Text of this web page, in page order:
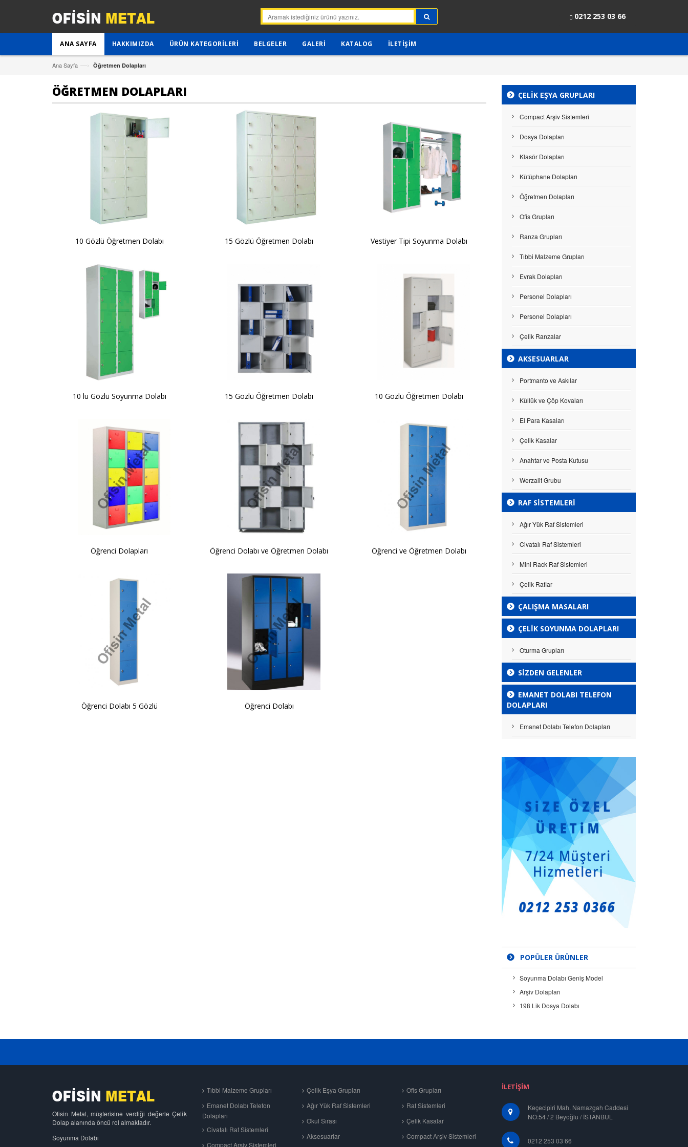
0212 253 03 66
ANA SAYFA HAKKIMIZDA ÜRÜN KATEGORILERI BELGELER GALERI KATALOG İLETIŞIM
Ana Sayfa —› Öğretmen Dolapları
ÖĞRETMEN DOLAPLARI
10 Gözlü Öğretmen Dolabı 15 Gözlü Öğretmen Dolabı Vestiyer Tipi Soyunma Dolabı
10 lu Gözlü Soyunma Dolabı 15 Gözlü Öğretmen Dolabı 10 Gözlü Öğretmen Dolabı
Öğrenci Dolapları Öğrenci Dolabı ve Öğretmen Dolabı Öğrenci ve Öğretmen Dolabı
Öğrenci Dolabı 5 Gözlü Öğrenci Dolabı
ÇELIK EŞYA GRUPLARI
Compact Arşiv Sistemleri
Dosya Dolapları
Klasör Dolapları
Kütüphane Dolapları
Öğretmen Dolapları
Ofis Grupları
Ranza Grupları
Tıbbi Malzeme Grupları
Evrak Dolapları
Personel Dolapları
Personel Dolapları
Çelik Ranzalar
AKSESUARLAR
Portmanto ve Askılar
Küllük ve Çöp Kovaları
El Para Kasaları
Çelik Kasalar
Anahtar ve Posta Kutusu
Werzalit Grubu
RAF SISTEMLERI
Ağır Yük Raf Sistemleri
Civatalı Raf Sistemleri
Mini Rack Raf Sistemleri
Çelik Raflar
ÇALIŞMA MASALARI
ÇELIK SOYUNMA DOLAPLARI
Oturma Grupları
SİZDEN GELENLER
EMANET DOLABI TELEFON
DOLAPLARI
Emanet Dolabı Telefon Dolapları
POPÜLER ÜRÜNLER
Soyunma Dolabı Geniş Model
Arşiv Dolapları
198 Lik Dosya Dolabı
Ofisin Metal, müşterisine verdiği değerle Çelik
Dolap alanında öncü rol almaktadır.
Soyunma Dolabı
Tıbbi Malzeme Grupları
Emanet Dolabı Telefon
Dolapları
Civatalı Raf Sistemleri
Compact Arşiv Sistemleri
Çelik Eşya Grupları
Ağır Yük Raf Sistemleri
Okul Sırası
Aksesuarlar
Ofis Grupları
Raf Sistemleri
Çelik Kasalar
Compact Arşiv Sistemleri
İLETIŞIM
Keçecipiri Mah. Namazgah Caddesi
NO:54 / 2 Beyoğlu / İSTANBUL
0212 253 03 66